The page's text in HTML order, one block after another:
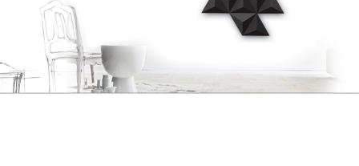
GERAL@FOURSTEEL.EU